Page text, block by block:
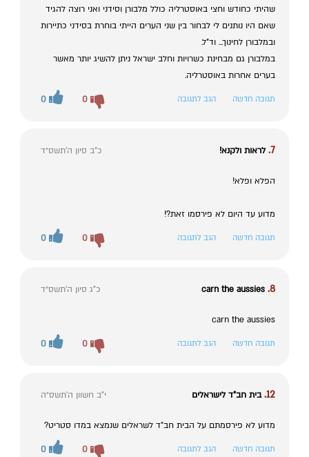
שהיתי כחודש וחצי באוסטרליה כולל מלבורן וסידני ואני רוצה להגיד
שאם היו נותנים לי לבחור בין שני הערים הייתי בוחרת בסידני כתיירות
ובמלבורן לחינוך... וד"ל.
במלבורן גם מבחינת כשרויות וחלב ישראל ניתן להשיג יותר מאשר
בערים אחרות באוסטרליה.
תגובה חדשה הגב לתגובה 0 0
7. לראות ולקנא! כ"ב סיון ה׳תשס״ד
הפלא ופלא!
מדוע עד היום לא פירסמו זאת?!
תגובה חדשה הגב לתגובה 0 0
8.
carn the aussies כ"ג סיון ה׳תשס״ד
carn the aussies
תגובה חדשה הגב לתגובה 0 0
12. בית חב"ד לישראלים י"ב חשוון ה׳תשס״ה
מדוע לא פירסמתם על הבית חב"ד לשראלים שנמצא במדו סטריט?
תגובה חדשה הגב לתגובה 0 0